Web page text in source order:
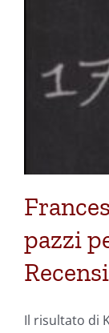
pazzi
Il risultato di